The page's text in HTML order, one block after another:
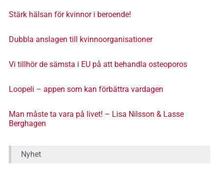
Stärk hälsan för kvinnor i beroende!
Dubbla anslagen till kvinnoorganisationer
Vi tillhör de sämsta i EU på att behandla osteoporos
Loopeli – appen som kan förbättra vardagen
Man måste ta vara på livet! – Lisa Nilsson & Lasse
Berghagen
Nyhet